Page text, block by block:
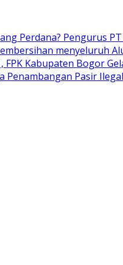
Perdana? Pengurus
menyeluruh
FPK Kabupaten Bogor
Penambangan Pasir